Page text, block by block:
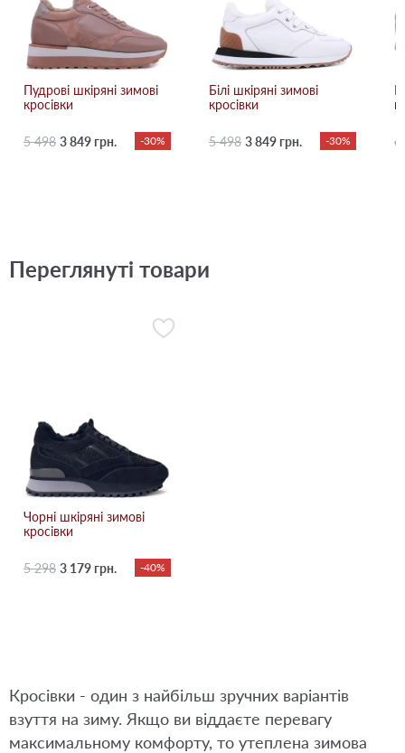
Пудрові шкіряні зимові
кросівки
5 498 3 849 грн. -30%
Білі шкіряні зимові
кросівки
5 498 3 849 грн. -30% 6
Переглянуті товари
Чорні шкіряні зимові
кросівки
5 298 3 179 грн. -40%
Кросівки - один з найбільш зручних варіантів
взуття на зиму. Якщо ви віддаєте перевагу
максимальному комфорту, то утеплена зимова